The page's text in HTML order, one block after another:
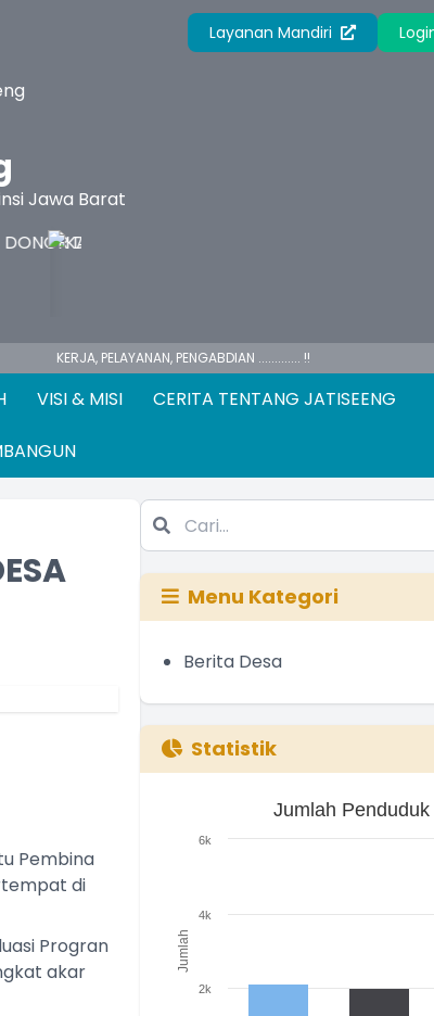
Layanan Mandiri
Jawa Barat
PELAYANAN, PENGABDIAN ............. !!
VISI & MISI CERITA TENTANG JATISEENG
Pembina
di
Progran
akar
Menu Kategori
Berita Desa
Statistik
Jumlah Penduduk
The chart has 1 X axis
Jumlah
Jumlah Penduduk
2k
4k
6k